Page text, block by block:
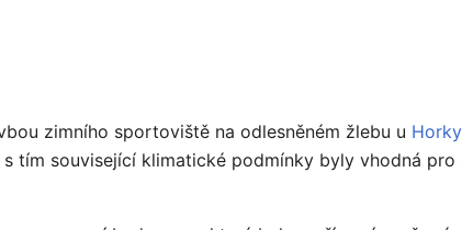
zimního sportoviště na odlesněném žlebu u Horky
tím související klimatické podmínky byly vhodná pro